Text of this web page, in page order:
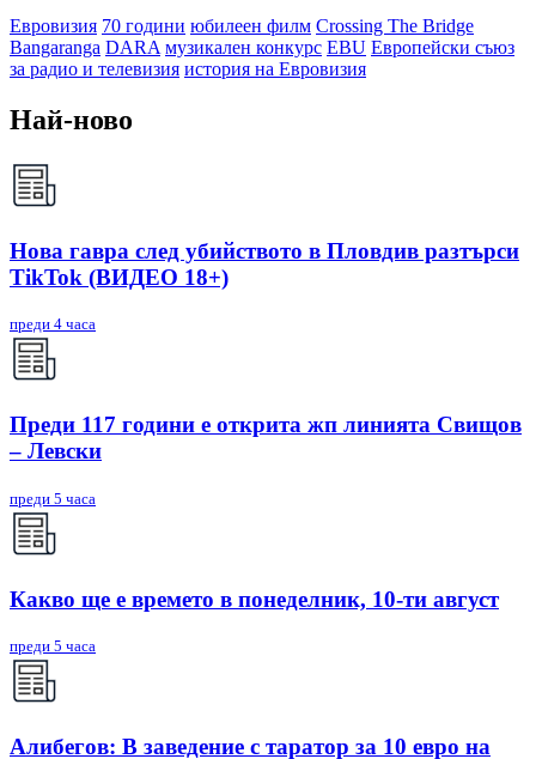
Евровизия 70 години юбилеен филм Crossing The Bridge
Bangaranga DARA музикален конкурс EBU Европейски съюз
за радио и телевизия история на Евровизия
Най-ново
Нова гавра след убийството в Пловдив разтърси
TikTok (ВИДЕО 18+)
преди 4 часа
Преди 117 години е открита жп линията Свищов
– Левски
преди 5 часа
Какво ще е времето в понеделник, 10-ти август
преди 5 часа
Алибегов: В заведение с таратор за 10 евро на